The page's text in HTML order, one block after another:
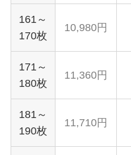
161～
170枚
10,980円
171～
180枚
11,360円
181～
190枚
11,710円